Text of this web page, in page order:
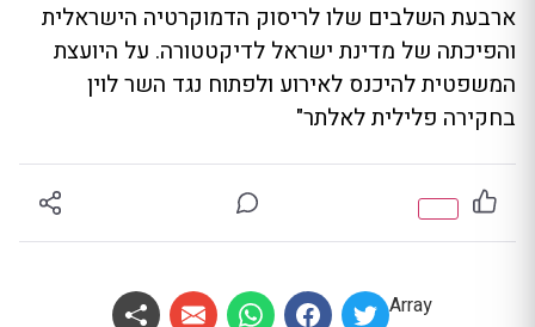
ארבעת השלבים שלו לריסוק הדמוקרטיה הישראלית
והפיכתה של מדינת ישראל לדיקטטורה. על היועצת
המשפטית להיכנס לאירוע ולפתוח נגד השר לוין
בחקירה פלילית לאלתר"
Array